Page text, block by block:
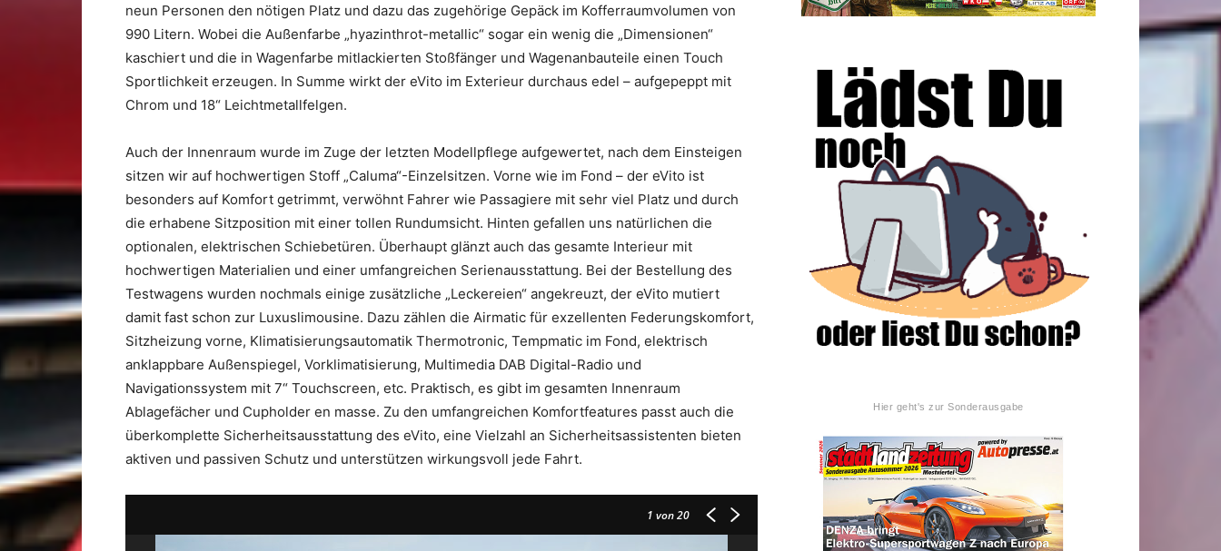
neun Personen den nötigen Platz und dazu das zugehörige Gepäck im Kofferraumvolumen von
990 Litern. Wobei die Außenfarbe „hyazinthrot-metallic“ sogar ein wenig die „Dimensionen“
kaschiert und die in Wagenfarbe mitlackierten Stoßfänger und Wagenanbauteile einen Touch
Sportlichkeit erzeugen. In Summe wirkt der eVito im Exterieur durchaus edel – aufgepeppt mit
Chrom und 18“ Leichtmetallfelgen.
Auch der Innenraum wurde im Zuge der letzten Modellpflege aufgewertet, nach dem Einsteigen
sitzen wir auf hochwertigen Stoff „Caluma“-Einzelsitzen. Vorne wie im Fond – der eVito ist
besonders auf Komfort getrimmt, verwöhnt Fahrer wie Passagiere mit sehr viel Platz und durch
die erhabene Sitzposition mit einer tollen Rundumsicht. Hinten gefallen uns natürlichen die
optionalen, elektrischen Schiebetüren. Überhaupt glänzt auch das gesamte Interieur mit
hochwertigen Materialien und einer umfangreichen Serienausstattung. Bei der Bestellung des
Testwagens wurden nochmals einige zusätzliche „Leckereien“ angekreuzt, der eVito mutiert
damit fast schon zur Luxuslimousine. Dazu zählen die Airmatic für exzellenten Federungskomfort,
Sitzheizung vorne, Klimatisierungsautomatik Thermotronic, Tempmatic im Fond, elektrisch
anklappbare Außenspiegel, Vorklimatisierung, Multimedia DAB Digital-Radio und
Navigationssystem mit 7“ Touchscreen, etc. Praktisch, es gibt im gesamten Innenraum
Ablagefächer und Cupholder en masse. Zu den umfangreichen Komfortfeatures passt auch die
überkomplette Sicherheitsausstattung des eVito, eine Vielzahl an Sicherheitsassistenten bieten
aktiven und passiven Schutz und unterstützen wirkungsvoll jede Fahrt.
1 von 20
Hier geht's zur Sonderausgabe